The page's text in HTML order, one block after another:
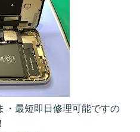
・最短即日修理可能ですの